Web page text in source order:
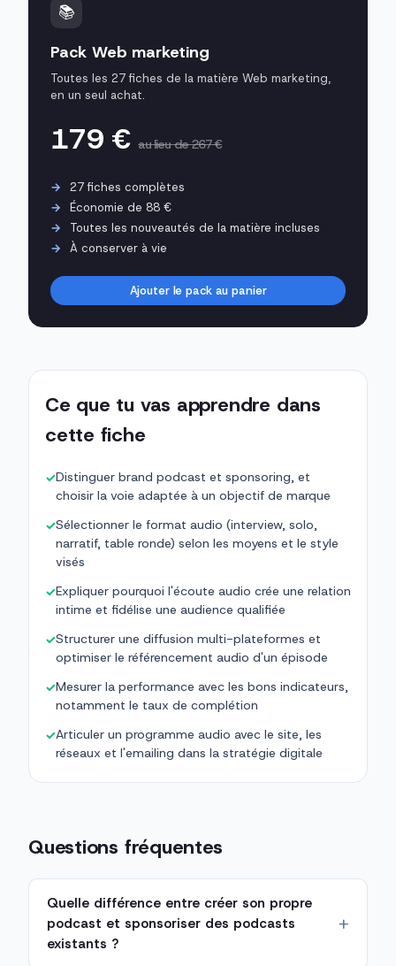
📚
Pack Web marketing
Toutes les 27 fiches de la matière Web marketing,
en un seul achat.
179 €au lieu de 267 €
27 fiches complètes
Économie de 88 €
Toutes les nouveautés de la matière incluses
À conserver à vie
Ajouter le pack au panier
Ce que tu vas apprendre dans
cette fiche
✓Distinguer brand podcast et sponsoring, et
choisir la voie adaptée à un objectif de marque
✓Sélectionner le format audio (interview, solo,
narratif, table ronde) selon les moyens et le style
visés
✓Expliquer pourquoi l'écoute audio crée une relation
intime et fidélise une audience qualifiée
✓Structurer une diffusion multi-plateformes et
optimiser le référencement audio d'un épisode
✓Mesurer la performance avec les bons indicateurs,
notamment le taux de complétion
✓Articuler un programme audio avec le site, les
réseaux et l'emailing dans la stratégie digitale
Questions fréquentes
Quelle différence entre créer son propre
podcast et sponsoriser des podcasts
existants ?